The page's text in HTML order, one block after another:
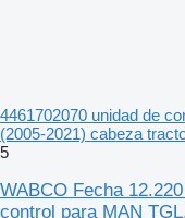
4461702070 unidad de
(2005-2021) cabeza
5
WABCO Fecha
control para MAN